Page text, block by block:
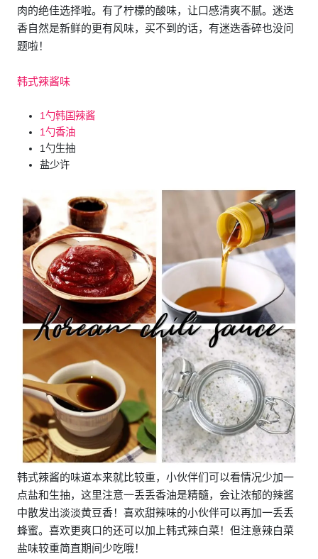
肉的绝佳选择啦。有了柠檬的酸味，让口感清爽不腻。迷迭
香自然是新鲜的更有风味，买不到的话，有迷迭香碎也没问
题啦！
韩式辣酱味
1勺韩国辣酱
1勺香油
1勺生抽
盐少许
韩式辣酱的味道本来就比较重，小伙伴们可以看情况少加一
点盐和生抽，这里注意一丢丢香油是精髓，会让浓郁的辣酱
中散发出淡淡黄豆香！喜欢甜辣味的小伙伴可以再加一丢丢
蜂蜜。喜欢更爽口的还可以加上韩式辣白菜！但注意辣白菜
盐味较重简直期间少吃哦！